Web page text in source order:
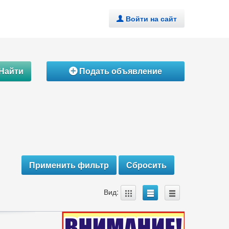
. Войти на сайт
ÁПодать объявление
Вид: A B C